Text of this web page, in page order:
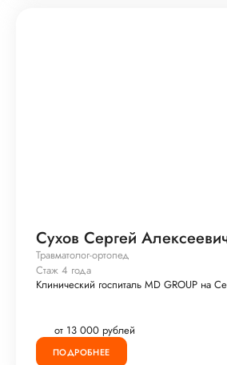
Сухов Сергей
Травматолог-ортопед
Стаж 4 года
Клинический госпиталь MD GROUP на
от 13 000 рублей
ПОДРОБНЕЕ